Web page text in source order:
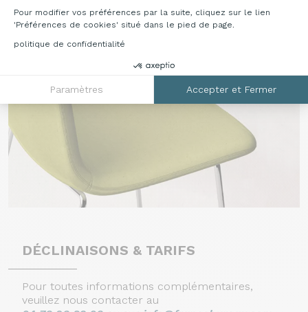
Pour modifier vos préférences par la suite, cliquez sur le lien
'Préférences de cookies' situé dans le pied de page.
politique de confidentialité
Paramètres Accepter et Fermer
DÉCLINAISONS & TARIFS
Pour toutes informations complémentaires,
veuillez nous contacter au